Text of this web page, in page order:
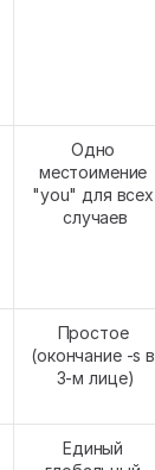
Одно
местоимение
"you" для всех
случаев
Простое
(окончание -s в
3-м лице)
Единый